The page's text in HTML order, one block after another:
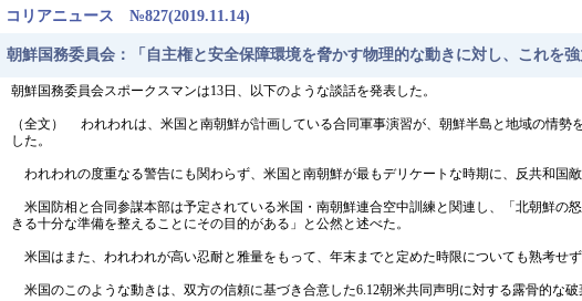
コリアニュース №827(2019.11.14)
朝鮮国務委員会：「自主権と安全保障環境を脅かす物理的な動きに対し、これを
朝鮮国務委員会スポークスマンは13日、以下のような談話を発表した。
（全文） われわれは、米国と南朝鮮が計画している合同軍事演習が、朝鮮半島と地域の情
した。
われわれの度重なる警告にも関わらず、米国と南朝鮮が最もデリケートな時期に、反共和国
米国防相と合同参謀本部は予定されている米国・南朝鮮連合空中訓練と関連し、「北朝鮮の
きる十分な準備を整えることにその目的がある」と公然と述べた。
米国はまた、われわれが高い忍耐と雅量をもって、年末までと定めた時限についても熟考せず
米国のこのような動きは、双方の信頼に基づき合意した6.12朝米共同声明に対する露骨的な